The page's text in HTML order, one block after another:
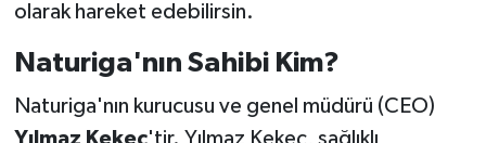
olarak hareket edebilirsin.
Naturiga'nın Sahibi Kim?
Naturiga'nın kurucusu ve genel müdürü (CEO)
Yılmaz Kekeç'tir. Yılmaz Kekeç, sağlıklı